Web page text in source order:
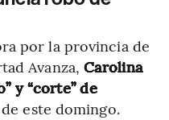
por la provincia de
Avanza,Carolina
y “corte” de
este domingo.